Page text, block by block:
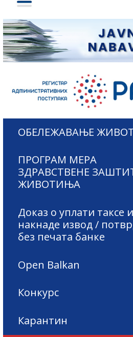
ОБЕЛЕЖАВАЊЕ
ПРОГРАМ МЕРА
ЗДРАВСТВЕНЕ
ЖИВОТИЊА
Доказ о уплати таксе и
накнаде извод /
без печата банке
Open Balkan
Конкурс
Карантин